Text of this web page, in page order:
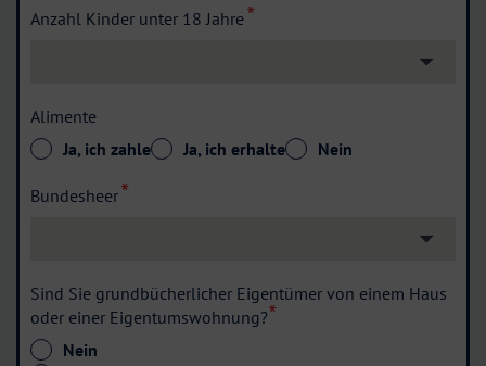
Anzahl Kinder unter 18 Jahre
Alimente
Ja, ich zahle
Ja, ich erhalte Nein
Bundesheer
Sind Sie grundbücherlicher Eigentümer von einem Haus
oder einer Eigentumswohnung?
Nein